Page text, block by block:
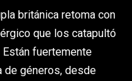
británica retoma con
que los catapultó
fuertemente
de géneros, desde